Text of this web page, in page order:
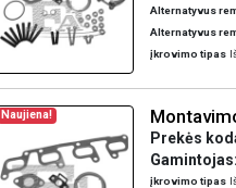
Alternatyvus
Alternatyvus
įkrovimo tipas
Naujiena!
Prekės
Gamintojas:
įkrovimo tipas